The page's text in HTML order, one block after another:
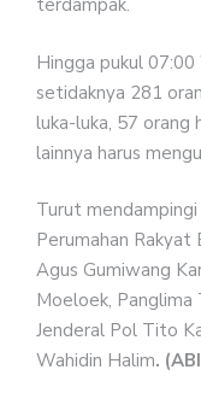
terdampak.
Hingga pukul
setidaknya 281
luka-luka, 57 orang
lainnya harus
Turut
Perumahan Rakyat
Agus Gumiwang
Moeloek, Panglima
Jenderal Pol Tito
Wahidin Halim.